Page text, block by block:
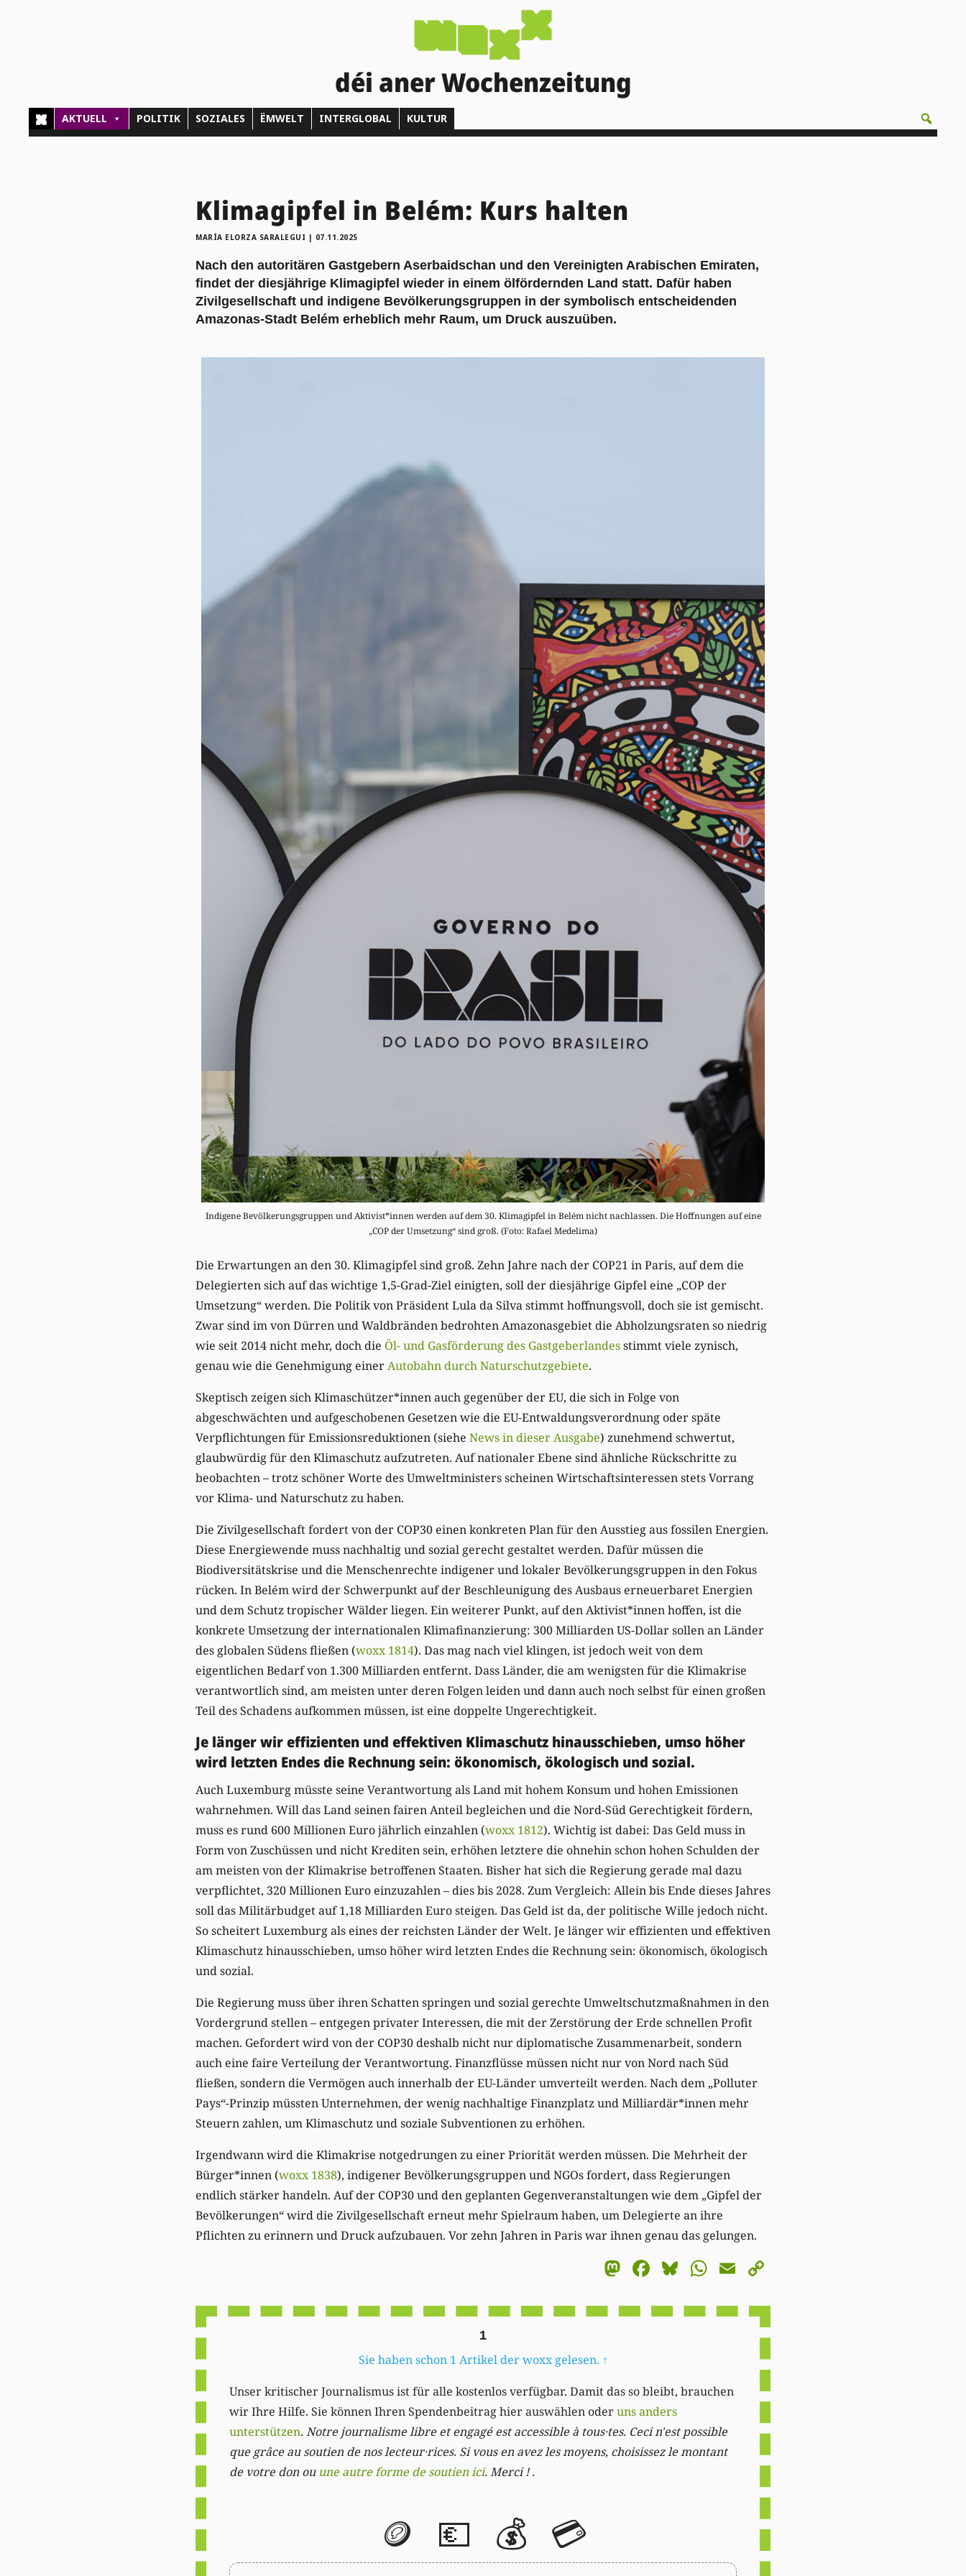
déi aner Wochenzeitung
AKTUELL POLITIK SOZIALES ËMWELT INTERGLOBAL KULTUR
Klimagipfel in Belém: Kurs halten
MARÍA ELORZA SARALEGUI | 07.11.2025
Nach den autoritären Gastgebern Aserbaidschan und den Vereinigten Arabischen Emiraten,
findet der diesjährige Klimagipfel wieder in einem ölfördernden Land statt. Dafür haben
Zivilgesellschaft und indigene Bevölkerungsgruppen in der symbolisch entscheidenden
Amazonas-Stadt Belém erheblich mehr Raum, um Druck auszuüben.
Indigene Bevölkerungsgruppen und Aktivist*innen werden auf dem 30. Klimagipfel in Belém nicht nachlassen. Die Hoffnungen auf eine
„COP der Umsetzung“ sind groß. (Foto: Rafael Medelima)
Die Erwartungen an den 30. Klimagipfel sind groß. Zehn Jahre nach der COP21 in Paris, auf dem die
Delegierten sich auf das wichtige 1,5-Grad-Ziel einigten, soll der diesjährige Gipfel eine „COP der
Umsetzung“ werden. Die Politik von Präsident Lula da Silva stimmt hoffnungsvoll, doch sie ist gemischt.
Zwar sind im von Dürren und Waldbränden bedrohten Amazonasgebiet die Abholzungsraten so niedrig
wie seit 2014 nicht mehr, doch die Öl- und Gasförderung des Gastgeberlandesstimmt viele zynisch,
genau wie die Genehmigung einerAutobahn durch Naturschutzgebiete.
Skeptisch zeigen sich Klimaschützer*innen auch gegenüber der EU, die sich in Folge von
abgeschwächten und aufgeschobenen Gesetzen wie die EU-Entwaldungsverordnung oder späte
Verpflichtungen für Emissionsreduktionen (siehe News in dieser Ausgabe) zunehmend schwertut,
glaubwürdig für den Klimaschutz aufzutreten. Auf nationaler Ebene sind ähnliche Rückschritte zu
beobachten – trotz schöner Worte des Umweltministers scheinen Wirtschaftsinteressen stets Vorrang
vor Klima- und Naturschutz zu haben.
Die Zivilgesellschaft fordert von der COP30 einen konkreten Plan für den Ausstieg aus fossilen Energien.
Diese Energiewende muss nachhaltig und sozial gerecht gestaltet werden. Dafür müssen die
Biodiversitätskrise und die Menschenrechte indigener und lokaler Bevölkerungsgruppen in den Fokus
rücken. In Belém wird der Schwerpunkt auf der Beschleunigung des Ausbaus erneuerbaret Energien
und dem Schutz tropischer Wälder liegen. Ein weiterer Punkt, auf den Aktivist*innen hoffen, ist die
konkrete Umsetzung der internationalen Klimafinanzierung: 300 Milliarden US-Dollar sollen an Länder
des globalen Südens fließen (woxx 1814). Das mag nach viel klingen, ist jedoch weit von dem
eigentlichen Bedarf von 1.300 Milliarden entfernt. Dass Länder, die am wenigsten für die Klimakrise
verantwortlich sind, am meisten unter deren Folgen leiden und dann auch noch selbst für einen großen
Teil des Schadens aufkommen müssen, ist eine doppelte Ungerechtigkeit.
Je länger wir effizienten und effektiven Klimaschutz hinausschieben, umso höher
wird letzten Endes die Rechnung sein: ökonomisch, ökologisch und sozial.
Auch Luxemburg müsste seine Verantwortung als Land mit hohem Konsum und hohen Emissionen
wahrnehmen. Will das Land seinen fairen Anteil begleichen und die Nord-Süd Gerechtigkeit fördern,
muss es rund 600 Millionen Euro jährlich einzahlen (woxx 1812). Wichtig ist dabei: Das Geld muss in
Form von Zuschüssen und nicht Krediten sein, erhöhen letztere die ohnehin schon hohen Schulden der
am meisten von der Klimakrise betroffenen Staaten. Bisher hat sich die Regierung gerade mal dazu
verpflichtet, 320 Millionen Euro einzuzahlen – dies bis 2028. Zum Vergleich: Allein bis Ende dieses Jahres
soll das Militärbudget auf 1,18 Milliarden Euro steigen. Das Geld ist da, der politische Wille jedoch nicht.
So scheitert Luxemburg als eines der reichsten Länder der Welt. Je länger wir effizienten und effektiven
Klimaschutz hinausschieben, umso höher wird letzten Endes die Rechnung sein: ökonomisch, ökologisch
und sozial.
Die Regierung muss über ihren Schatten springen und sozial gerechte Umweltschutzmaßnahmen in den
Vordergrund stellen – entgegen privater Interessen, die mit der Zerstörung der Erde schnellen Profit
machen. Gefordert wird von der COP30 deshalb nicht nur diplomatische Zusammenarbeit, sondern
auch eine faire Verteilung der Verantwortung. Finanzflüsse müssen nicht nur von Nord nach Süd
fließen, sondern die Vermögen auch innerhalb der EU-Länder umverteilt werden. Nach dem „Polluter
Pays“-Prinzip müssten Unternehmen, der wenig nachhaltige Finanzplatz und Milliardär*innen mehr
Steuern zahlen, um Klimaschutz und soziale Subventionen zu erhöhen.
Irgendwann wird die Klimakrise notgedrungen zu einer Priorität werden müssen. Die Mehrheit der
Bürger*innen (woxx 1838), indigener Bevölkerungsgruppen und NGOs fordert, dass Regierungen
endlich stärker handeln. Auf der COP30 und den geplanten Gegenveranstaltungen wie dem „Gipfel der
Bevölkerungen“ wird die Zivilgesellschaft erneut mehr Spielraum haben, um Delegierte an ihre
Pflichten zu erinnern und Druck aufzubauen. Vor zehn Jahren in Paris war ihnen genau das gelungen.
Mastodon
Facebook
Bluesky
WhatsApp
Email
1
Sie haben schon 1 Artikel der woxx gelesen. ↑
Unser kritischer Journalismus ist für alle kostenlos verfügbar. Damit das so bleibt, brauchen
wir Ihre Hilfe. Sie können Ihren Spendenbeitrag hier auswählen oderuns anders
unterstützen. Notre journalisme libre et engagé est accessible à tous·tes. Ceci n'est possible
que grâce au soutien de nos lecteur·rices. Si vous en avez les moyens, choisissez le montant
de votre don ou une autre forme de soutien ici. Merci ! .
🪙 💶 💰 💳